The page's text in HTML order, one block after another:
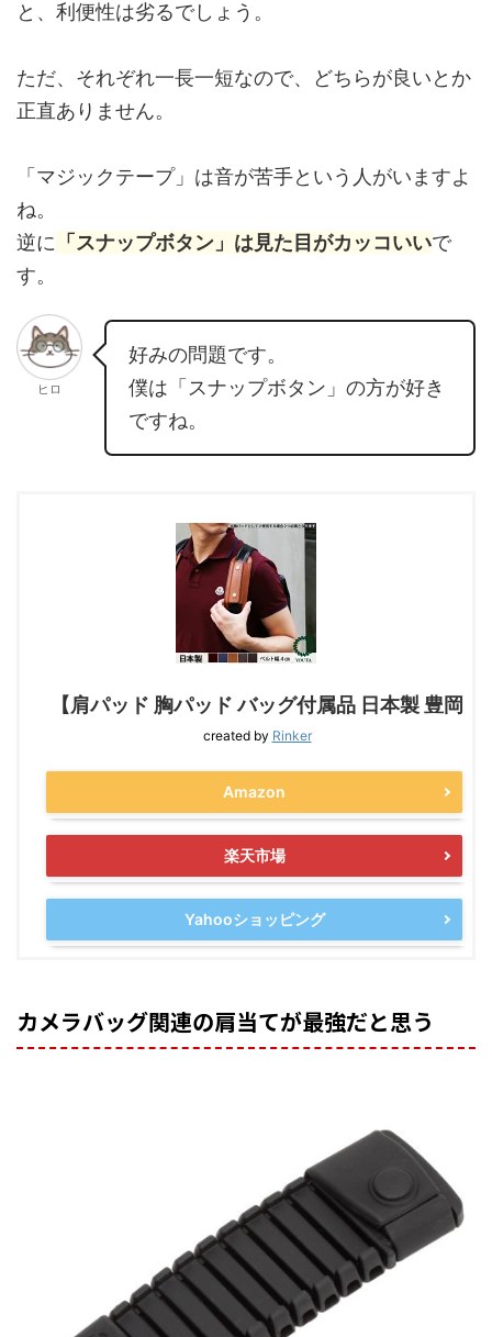
と、利便性は劣るでしょう。
ただ、それぞれ一長一短なので、どちらが良いとか
正直ありません。
「マジックテープ」は音が苦手という人がいますよ
ね。
逆に 「スナップボタン」は見た目がカッコいいで
す。
ヒロ
好みの問題です。
僕は「スナップボタン」の方が好き
ですね。
【肩パッド 胸パッド バッグ付属品 日本製 豊岡
created by Rinker
Amazon
楽天市場
Yahooショッピング
カメラバッグ関連の肩当てが最強だと思う